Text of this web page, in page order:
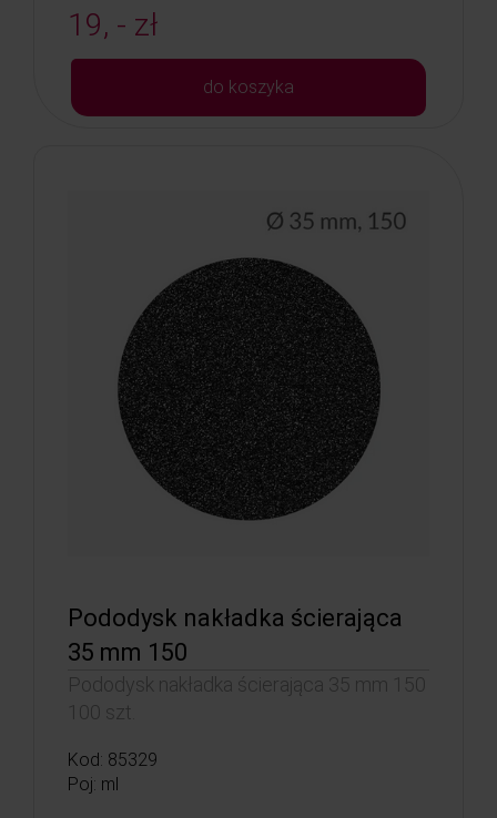
19, - zł
do koszyka
Pododysk nakładka ścierająca
35 mm 150
Pododysk nakładka ścierająca 35 mm 150
100 szt.
Kod: 85329
Poj: ml